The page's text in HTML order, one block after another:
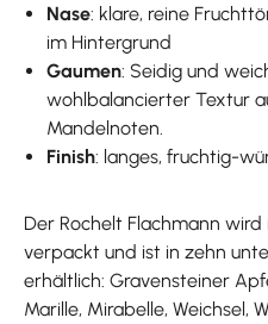
Nase: klare, reine
im Hintergrund
Gaumen: Seidig und
wohlbalancierter Textur
Mandelnoten.
Finish: langes, fruchtig-
Der Rochelt Flachmann
verpackt und ist in zehn
erhältlich: Gravensteiner
Marille, Mirabelle, Weichsel,